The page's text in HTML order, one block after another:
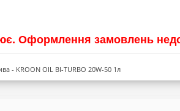
Оформлення замовлень
- KROON OIL BI-TURBO 20W-50 1л